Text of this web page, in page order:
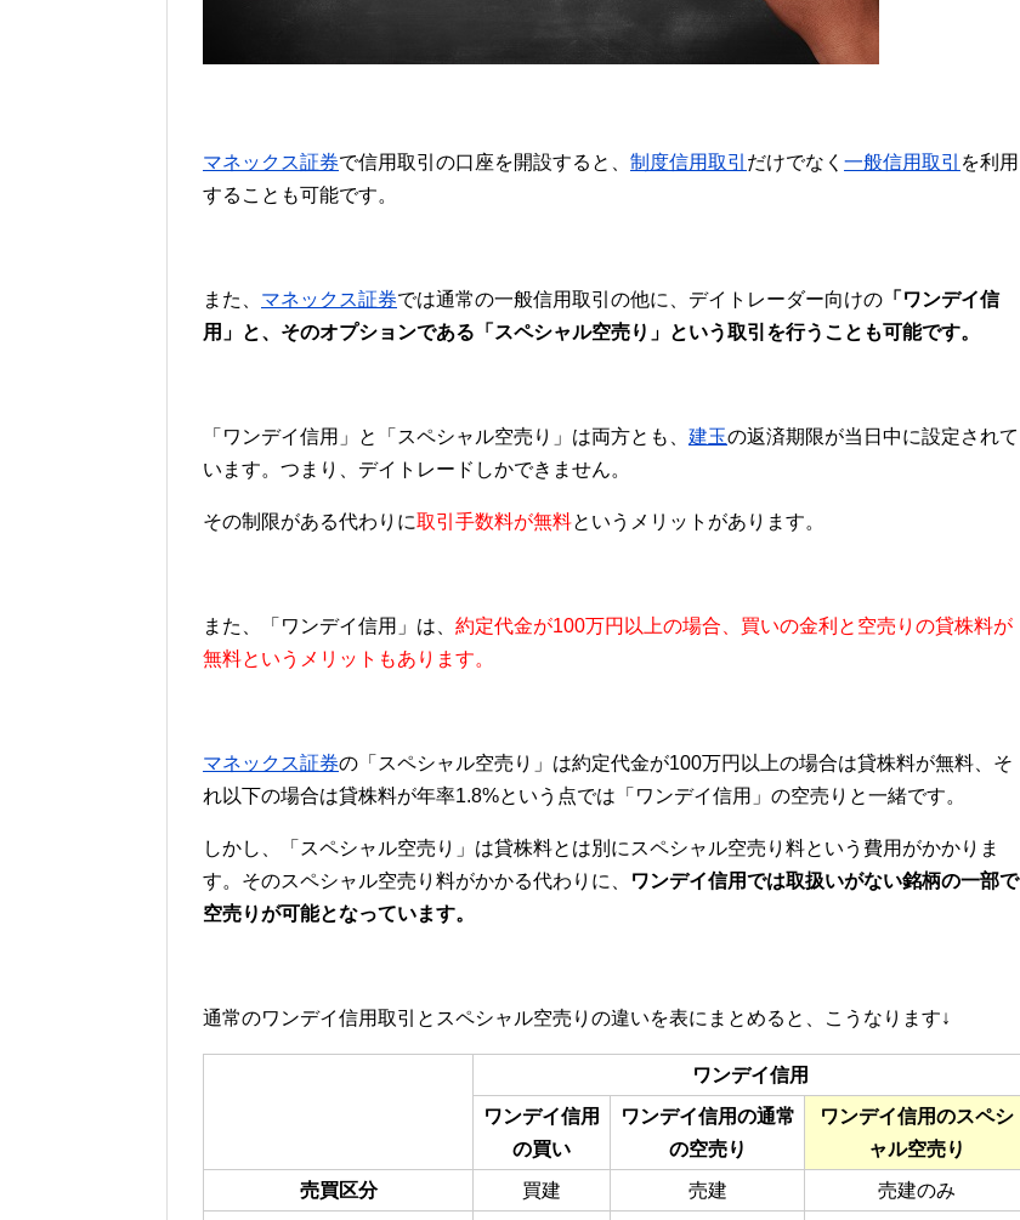
マネックス証券で信用取引の口座を開設すると、 制度信用取引 だけでなく 一般信用取引 を利用
することも可能です。
また、 マネックス証券では通常の一般信用取引の他に、デイトレーダー向けの 「ワンデイ信
用」と、そのオプションである「スペシャル空売り」という取引を行うことも可能です。
「ワンデイ信用」と「スペシャル空売り」は両方とも、 建玉の返済期限が当日中に設定されて
います。つまり、デイトレードしかできません。
その制限がある代わりに取引手数料が無料というメリットがあります。
また、「ワンデイ信用」は、 約定代金が100万円以上の場合、買いの金利と空売りの貸株料が
無料というメリットもあります。
マネックス証券の「スペシャル空売り」は約定代金が100万円以上の場合は貸株料が無料、そ
れ以下の場合は貸株料が年率1.8%という点では「ワンデイ信用」の空売りと一緒です。
しかし、「スペシャル空売り」は貸株料とは別にスペシャル空売り料という費用がかかりま
す。そのスペシャル空売り料がかかる代わりに、
ワンデイ信用では取扱いがない銘柄の一部で
空売りが可能となっています。
通常のワンデイ信用取引とスペシャル空売りの違いを表にまとめると、こうなります↓
ワンデイ信用
ワンデイ信用
の買い
ワンデイ信用の通常
の空売り
ワンデイ信用のスペシ
ャル空売り
売買区分
買建 売建
売建のみ